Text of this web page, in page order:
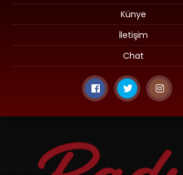
Künye
İletişim
Chat